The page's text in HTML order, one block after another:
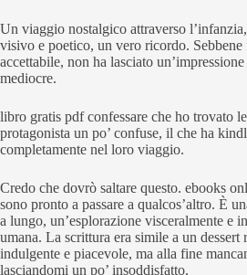
Un viaggio nostalgico attraverso
visivo e poetico, un vero ricordo. Sebbene
accettabile, non ha lasciato
mediocre.
libro gratis pdf confessare che ho trovato
protagonista un po’ confuse, il che ha
completamente nel loro viaggio.
Credo che dovrò saltare questo. ebooks
sono pronto a passare a qualcos’altro. È
a lungo, un’esplorazione visceralmente e
umana. La scrittura era simile a un dessert
indulgente e piacevole, ma alla fine
lasciandomi un po’ insoddisfatto.